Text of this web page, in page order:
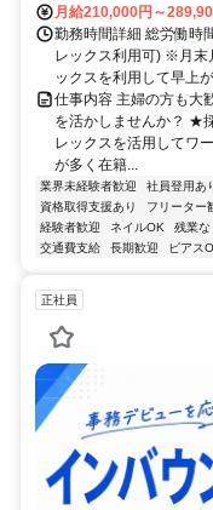
月給210,000円～
勤務時間詳細 総労働時
レックス利用可) ※月末
ックスを利用して早上
仕事内容 主婦の方も大
を活かしませんか？ ★
レックスを活用してワ
が多く在籍...
業界未経験者歓迎 社員登用あ
資格取得支援あり
フリーター
経験者歓迎
ネイルOK 残業な
交通費支給
長期歓迎 ピアス
正社員